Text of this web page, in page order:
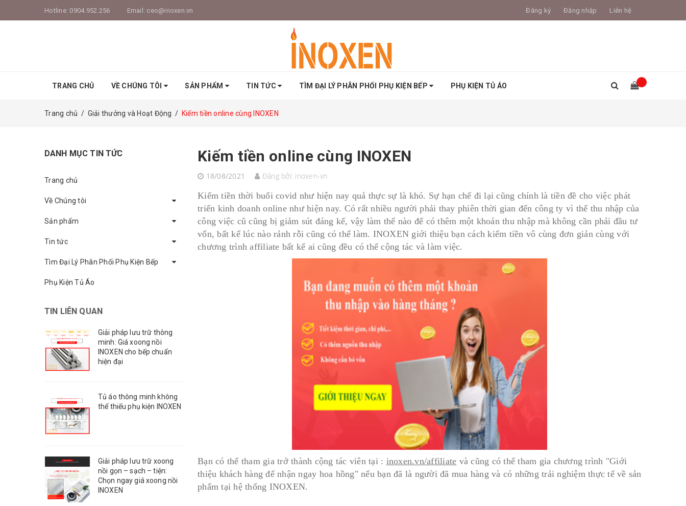
Hotline: 0904.952.256 Email: ceo@inoxen.vn Đăng ký Đăng nhập Liên hệ
TRANG CHỦ VỀ CHÚNG TÔI SẢN PHẨM TIN TỨC TÌM ĐẠI LÝ PHÂN PHỐI PHỤ KIỆN BẾP PHỤ KIỆN TỦ ÁO
Trang chủ / Giải thưởng và Hoạt Động / Kiếm tiền online cùng INOXEN
Kiếm tiền online cùng INOXEN
18/08/2021 Đăng bởi: inoxen-vn
Kiếm tiền thời buổi covid như hiện nay quả thực sự là khó. Sự hạn chế đi lại cũng chính là tiền đề cho việc phát
triển kinh doanh online như hiện nay. Có rất nhiều người phải thay phiên thời gian đến công ty vì thế thu nhập của
công việc cũ cũng bị giảm sút đáng kể, vậy làm thế nào để có thêm một khoản thu nhập mà không cần phải đầu tư
vốn, bất kể lúc nào rảnh rỗi cũng có thể làm. INOXEN giới thiệu bạn cách kiếm tiền vô cùng đơn giản cùng với
chương trình affiliate bất kể ai cũng đều có thể cộng tác và làm việc.
Bạn có thể tham gia trở thành cộng tác viên tại : inoxen.vn/affiliate và cũng có thể tham gia chương trình "Giới
thiệu khách hàng để nhận ngay hoa hồng" nếu bạn đã là người đã mua hàng và có những trải nghiệm thực tế về sản
phẩm tại hệ thống INOXEN.
DANH MỤC TIN TỨC
Trang chủ
Về Chúng tôi
Sản phẩm
Tin tức
Tìm Đại Lý Phân Phối Phụ Kiện Bếp
Phụ Kiện Tủ Áo
TIN LIÊN QUAN
Giải pháp lưu trữ thông
minh: Giá xoong nồi
INOXEN cho bếp chuẩn
hiện đại
Tủ áo thông minh không
thể thiếu phụ kiện INOXEN
Giải pháp lưu trữ xoong
nồi gọn – sạch – tiện:
Chọn ngay giá xoong nồi
INOXEN